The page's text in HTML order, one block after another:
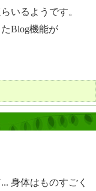
いるようです。
Blog機能が
身体はものすごく